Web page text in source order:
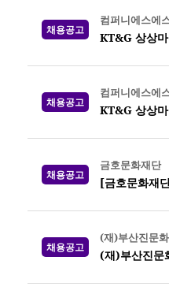
채용공고
컴퍼니에스에
KT&G 상상
채용공고
컴퍼니에스에
KT&G 상상
채용공고
금호문화재단
[금호문화재
채용공고
(재)부산진문
(재)부산진문